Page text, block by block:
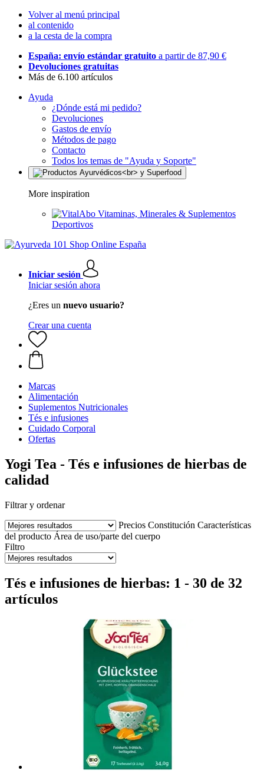
Volver al menú principal
al contenido
a la cesta de la compra
España: envío estándar gratuito a partir de 87,90 €
Devoluciones gratuitas
Más de 6.100 artículos
Ayuda
¿Dónde está mi pedido?
Devoluciones
Gastos de envío
Métodos de pago
Contacto
Todos los temas de "Ayuda y Soporte"
More inspiration
Vitaminas, Minerales & Suplementos
Deportivos
Iniciar sesión
Iniciar sesión ahora
¿Eres un nuevo usuario?
Crear una cuenta
Marcas
Alimentación
Suplementos Nutricionales
Tés e infusiones
Cuidado Corporal
Ofertas
Yogi Tea - Tés e infusiones de hierbas de
calidad
Filtrar y ordenar
Precios Constitución Características
del producto Área de uso/parte del cuerpo
Filtro
Tés e infusiones de hierbas: 1 - 30 de 32
artículos